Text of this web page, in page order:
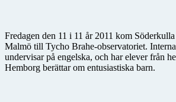
Fredagen den 11 i 11 år 2011 kom
Malmö till Tycho Brahe-observatoriet.
undervisar på engelska, och har elever från
Hemborg berättar om entusiastiska barn.